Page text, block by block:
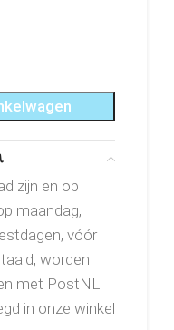
zijn en op
maandag,
vóór
worden
met PostNL
in onze winkel